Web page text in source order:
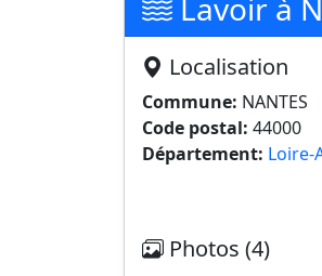
Lavoir à
Localisation
Commune: NANTES
Code postal: 44000
Département: Loire-
Photos (4)